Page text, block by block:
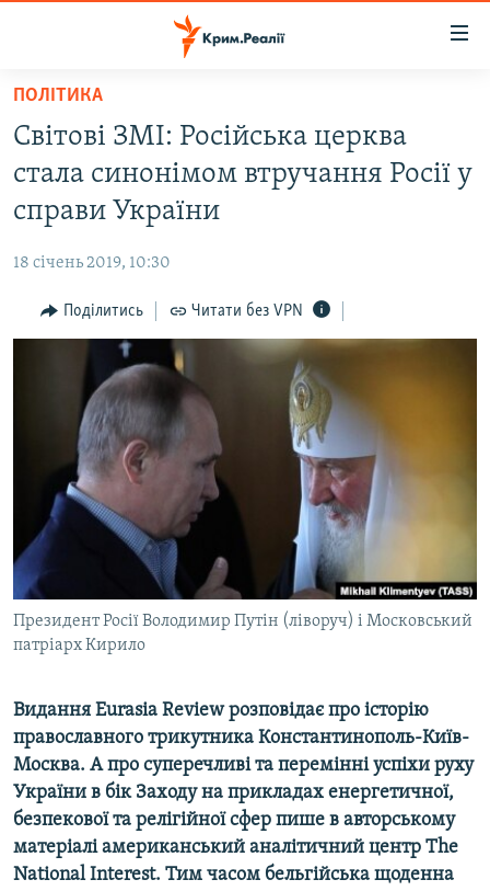
Перейти
основного
матеріалу
до
основної
Перейти
до
ВІДЕО ТА ФОТО
БЛОГИ
ПОГЛЯД
ВСЕ ЗА ДЕНЬ
СПЕЦПРОЕКТИ
ДЕПОРТАЦІЯ
ВІДЕОУРОКИ «ELIFBE»
СВІДЧЕННЯ ОКУПАЦІЇ
УКРАЇНСЬКА ПРОБЛЕМА КРИМУ
ІНФОГРАФІКА
ЯК ОБІЙТИ БЛОКУВАННЯ
Русский
Qırımtatar
ДОЛУЧАЙСЯ!
Усі сайти RFE/RL
ПОЛІТИКА
Світові ЗМІ: Російська церква
стала синонімом втручання Росії у
справи України
18 січень 2019, 10:30
Поділитись Читати без VPN
Президент Росії Володимир Путін (ліворуч) і Московський
патріарх Кирило
Видання Eurasia Review розповідає про історію
православного трикутника Константинополь-Київ-
Москва. А про суперечливі та перемінні успіхи руху
України в бік Заходу на прикладах енергетичної,
безпекової та релігійної сфер пише в авторському
матеріалі американський аналітичний центр The
National Interest. Тим часом бельгійська щоденна